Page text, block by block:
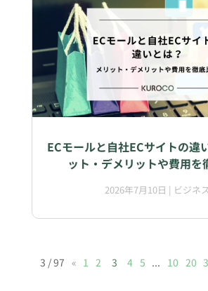
ECモールと自社ECサイトの違
ット・デメリットや費用を
2026年7月10日 | ビジネ
3 / 97 « 1 2 3 4 5 ... 10 20